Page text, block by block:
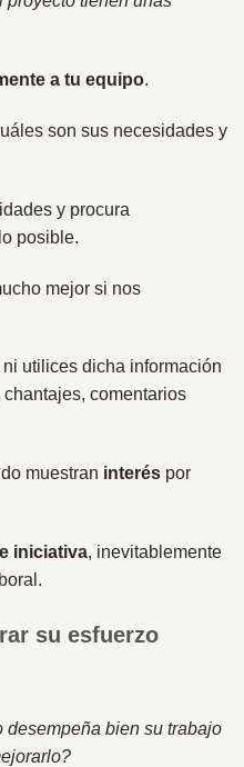
a tu equipo.
son sus necesidades y
y procura
posible.
mejor si nos
ni utilices dicha información
comentarios
muestran interés por
iniciativa, inevitablemente
su esfuerzo
bien su trabajo